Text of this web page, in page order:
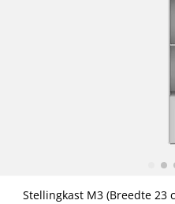
Stellingkast M3 (Breedte 23